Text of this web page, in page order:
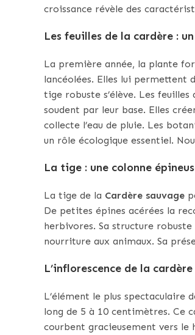
croissance révèle des
Les feuilles de la cardère :
La première année, la plante
lancéolées. Elles lui permettent
tige robuste s’élève. Les
soudent par leur base. Elles
collecte l’eau de pluie. Les
un rôle écologique essentiel.
La tige : une colonne
La tige de la Cardère sauvage
De petites épines acérées la
herbivores. Sa structure
nourriture aux animaux. Sa
L’inflorescence de la
L’élément le plus spectaculaire
long de 5 à 10 centimètres. Ce
courbent gracieusement vers